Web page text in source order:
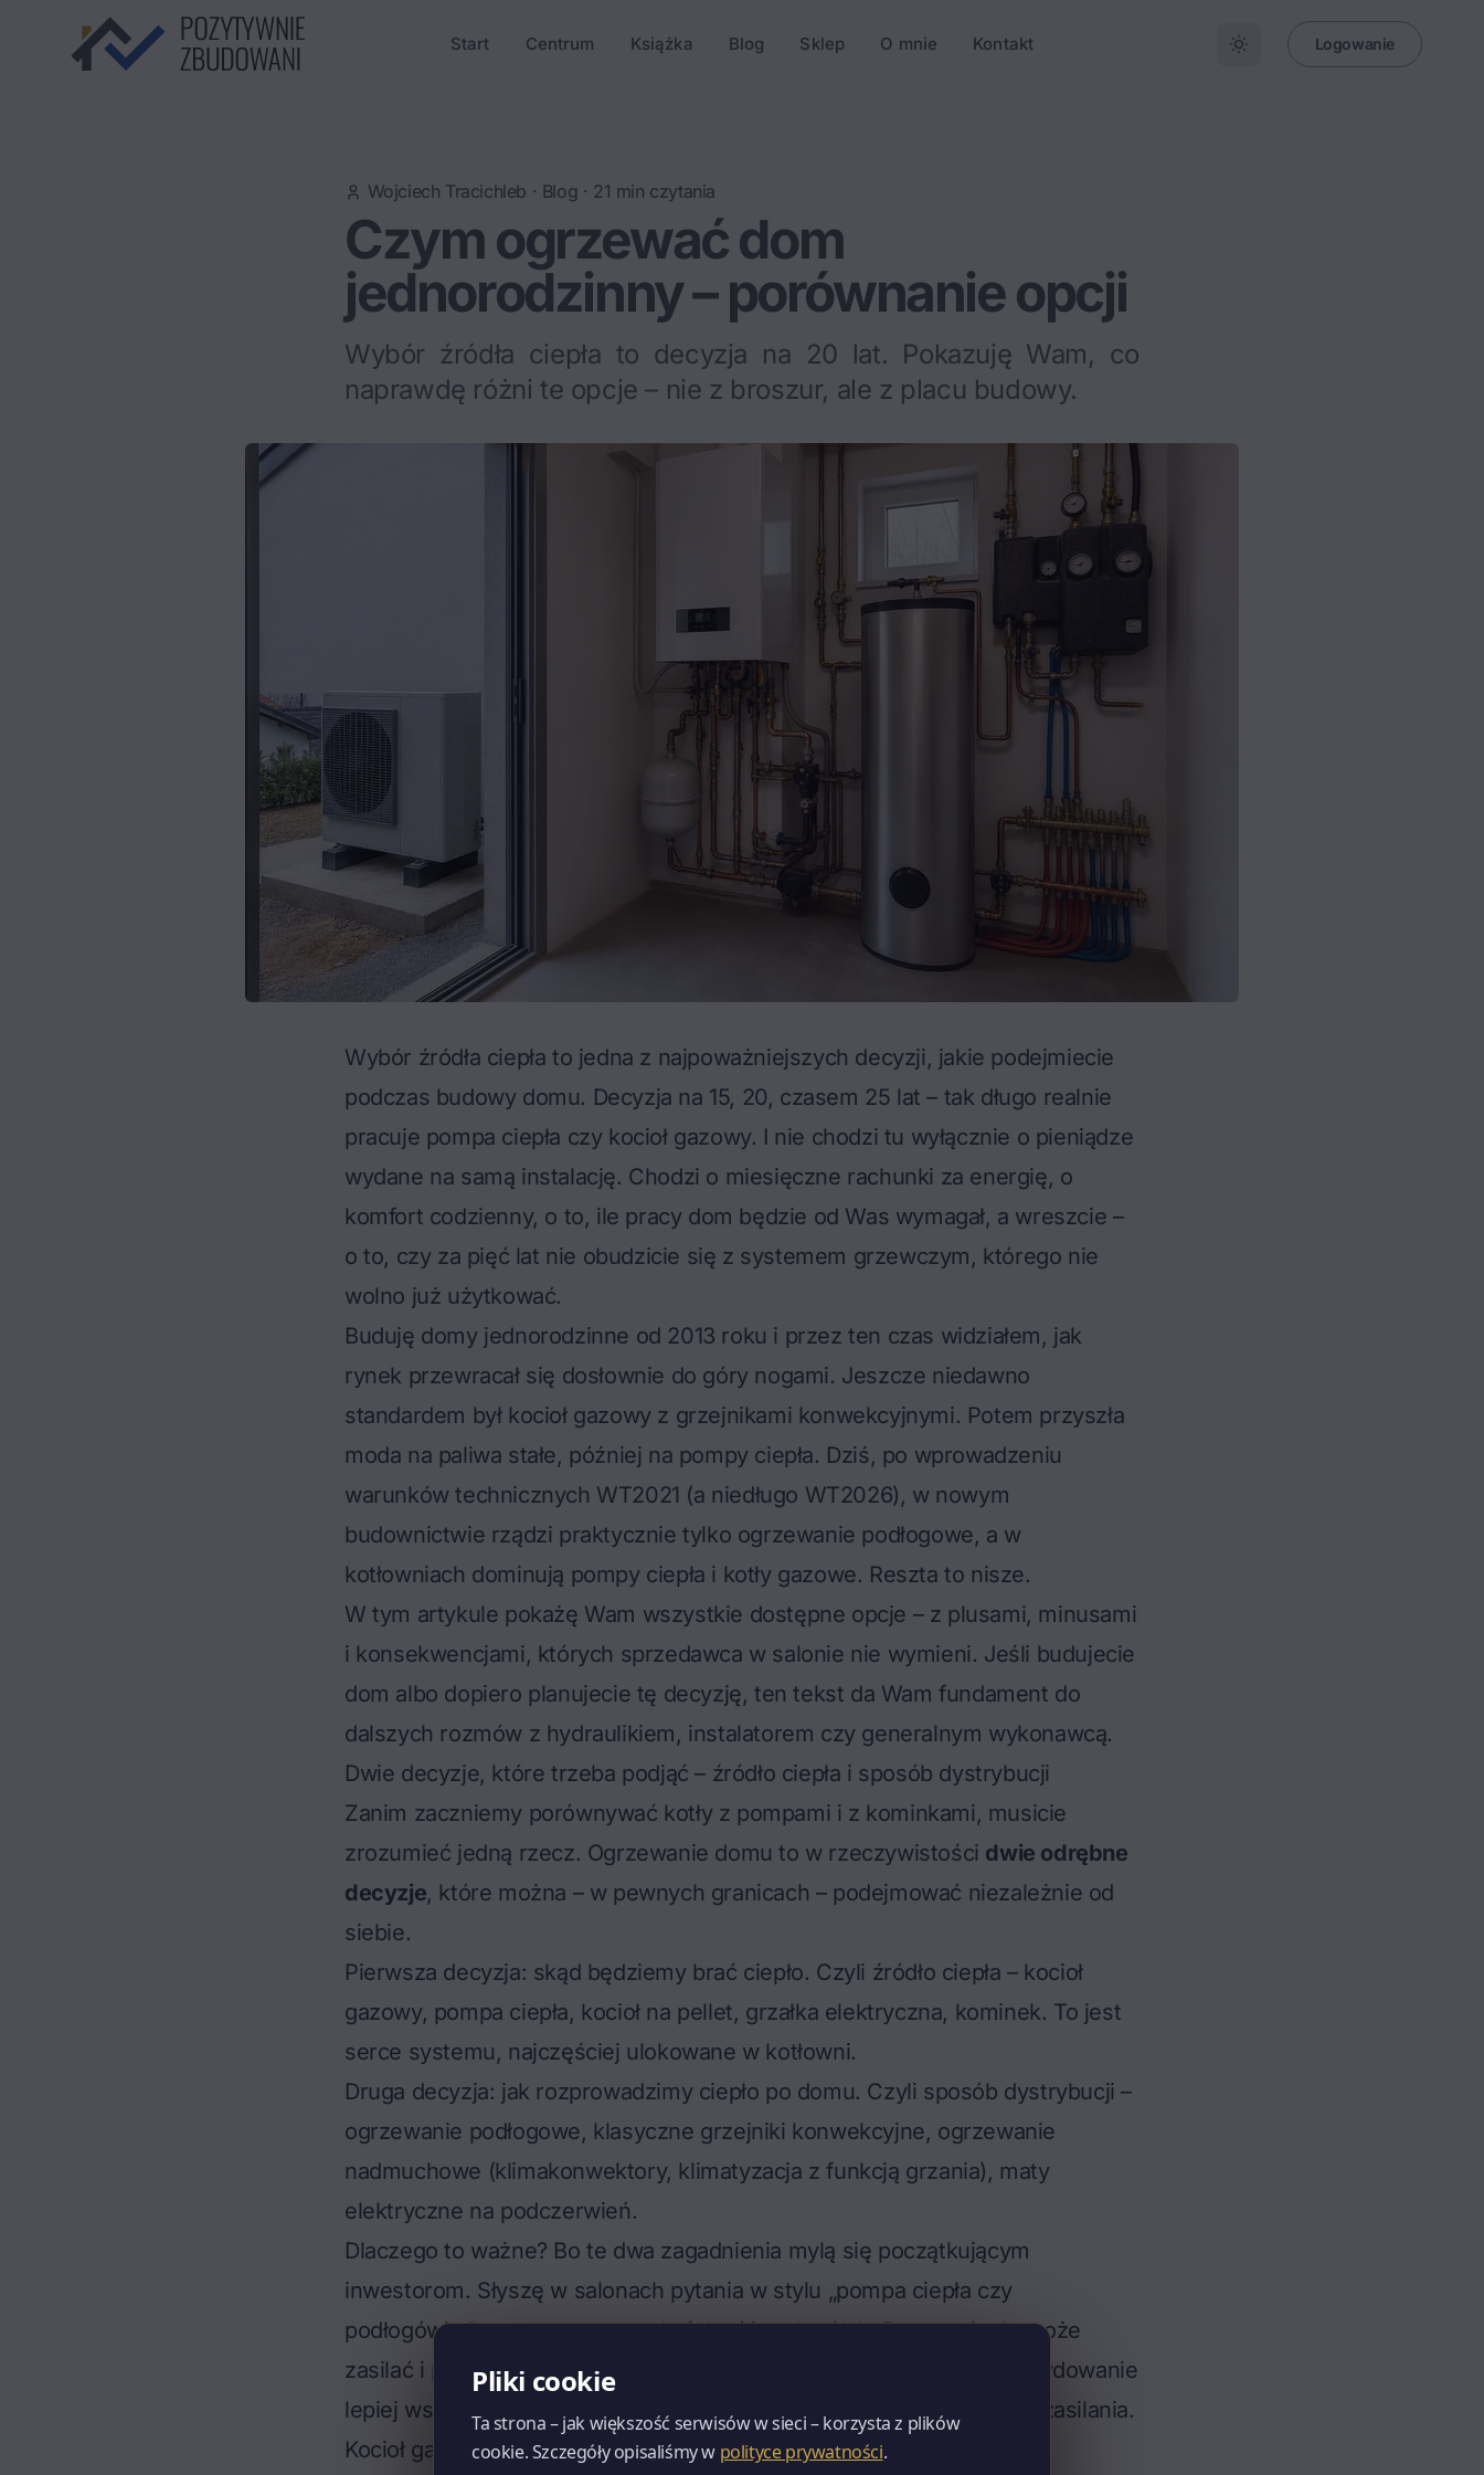
Start Centrum Książka Blog Sklep O mnie Kontakt Logowanie
Wojciech Tracichleb · Blog · 21 min czytania
Czym ogrzewać dom
jednorodzinny – porównanie opcji
Wybór źródła ciepła to decyzja na 20 lat. Pokazuję Wam, co
naprawdę różni te opcje – nie z broszur, ale z placu budowy.
Wybór źródła ciepła to jedna z najpoważniejszych decyzji, jakie podejmiecie
podczas budowy domu. Decyzja na 15, 20, czasem 25 lat – tak długo realnie
pracuje pompa ciepła czy kocioł gazowy. I nie chodzi tu wyłącznie o pieniądze
wydane na samą instalację. Chodzi o miesięczne rachunki za energię, o
komfort codzienny, o to, ile pracy dom będzie od Was wymagał, a wreszcie –
o to, czy za pięć lat nie obudzicie się z systemem grzewczym, którego nie
wolno już użytkować.
Buduję domy jednorodzinne od 2013 roku i przez ten czas widziałem, jak
rynek przewracał się dosłownie do góry nogami. Jeszcze niedawno
standardem był kocioł gazowy z grzejnikami konwekcyjnymi. Potem przyszła
moda na paliwa stałe, później na pompy ciepła. Dziś, po wprowadzeniu
warunków technicznych WT2021 (a niedługo WT2026), w nowym
budownictwie rządzi praktycznie tylko ogrzewanie podłogowe, a w
kotłowniach dominują pompy ciepła i kotły gazowe. Reszta to nisze.
W tym artykule pokażę Wam wszystkie dostępne opcje – z plusami, minusami
i konsekwencjami, których sprzedawca w salonie nie wymieni. Jeśli budujecie
dom albo dopiero planujecie tę decyzję, ten tekst da Wam fundament do
dalszych rozmów z hydraulikiem, instalatorem czy generalnym wykonawcą.
Dwie decyzje, które trzeba podjąć – źródło ciepła i sposób dystrybucji
Zanim zaczniemy porównywać kotły z pompami i z kominkami, musicie
zrozumieć jedną rzecz. Ogrzewanie domu to w rzeczywistości dwie odrębne
decyzje, które można – w pewnych granicach – podejmować niezależnie od
siebie.
Pierwsza decyzja: skąd będziemy brać ciepło. Czyli źródło ciepła – kocioł
gazowy, pompa ciepła, kocioł na pellet, grzałka elektryczna, kominek. To jest
serce systemu, najczęściej ulokowane w kotłowni.
Druga decyzja: jak rozprowadzimy ciepło po domu. Czyli sposób dystrybucji –
ogrzewanie podłogowe, klasyczne grzejniki konwekcyjne, ogrzewanie
nadmuchowe (klimakonwektory, klimatyzacja z funkcją grzania), maty
elektryczne na podczerwień.
Dlaczego to ważne? Bo te dwa zagadnienia mylą się początkującym
inwestorom. Słyszę w salonach pytania w stylu „pompa ciepła czy
podłogówka", a to są rzeczy z dwóch różnych półek. Pompa ciepła może
zasilać i podłogówkę, i grzejniki – choć w nowym budownictwie zdecydowanie
lepiej współpracuje z podłogówką ze względu na niskie temperatury zasilania.
Kocioł gazowy też może obsłużyć jedno i drugie.
Pliki cookie
Ta strona – jak większość serwisów w sieci – korzysta z plików
cookie. Szczegóły opisaliśmy w polityce prywatności.